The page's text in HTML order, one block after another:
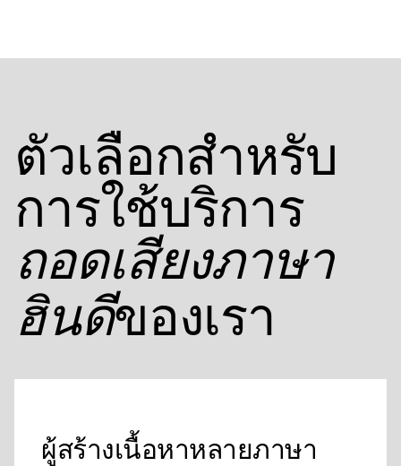
ตัวเลือกสําหรับ
การใช้บริการ
ถอดเสียงภาษา
ฮินดีของเรา
ผู้สร้างเนื้อหาหลายภาษา